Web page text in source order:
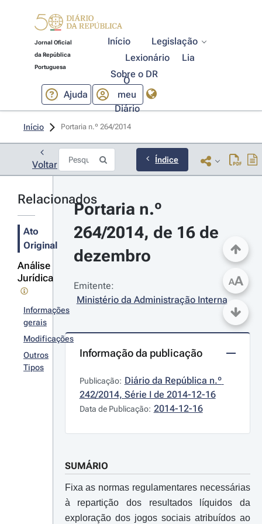
Jornal Oficial
da República
Portuguesa
Início
Legislação
Lexionário
Lia
Sobre o DR
Ajuda
O
meu
Diário
Início Portaria n.º 264/2014
Voltar Índice
Relacionados
Ato
Original
Análise
Jurídica
Informações
gerais
Modificações
Outros
Tipos
Portaria n.º
264/2014, de 16 de
dezembro
Emitente:
Ministério da Administração Interna
Informação da publicação
Publicação: Diário da República n.º
242/2014, Série I de 2014-12-16
Data de Publicação: 2014-12-16
SUMÁRIO
Fixa as normas regulamentares necessárias
à repartição dos resultados líquidos da
exploração dos jogos sociais atribuídos ao
AA